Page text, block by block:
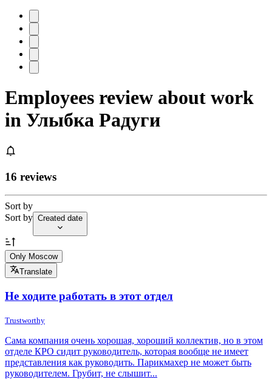
Employees review about work
in Улыбка Радуги
16 reviews
Sort by
Sort by Created date
Only Moscow
Translate
Не ходите работать в этот отдел
Trustworthy
Сама компания очень хорошая, хороший коллектив, но в этом
отделе КРО сидит руководитель, которая вообще не имеет
представления как руководить. Парикмахер не может быть
руководителем. Грубит, не слышит...